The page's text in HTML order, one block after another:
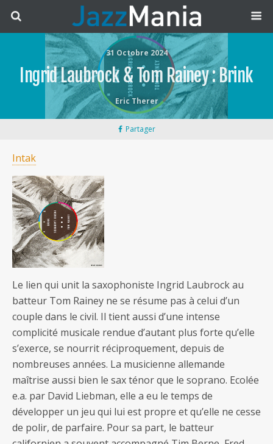
31 Octobre 2024
Ingrid Laubrock & Tom Rainey : Brink
Eric Therer
Partager
Intak
Le lien qui unit la saxophoniste Ingrid Laubrock au
batteur Tom Rainey ne se résume pas à celui d’un
couple dans le civil. Il tient aussi d’une intense
complicité musicale rendue d’autant plus forte qu’elle
s’exerce, se nourrit réciproquement, depuis de
nombreuses années. La musicienne allemande
maîtrise aussi bien le sax ténor que le soprano. Ecolée
e.a. par David Liebman, elle a eu le temps de
développer un jeu qui lui est propre et qu’elle ne cesse
de polir, de parfaire. Pour sa part, le batteur